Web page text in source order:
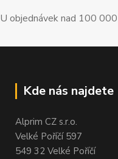
U objednávek nad 100
Kde nás najdete
Alprim CZ s.r.o.
Velké Poříčí 597
549 32 Velké Poříčí